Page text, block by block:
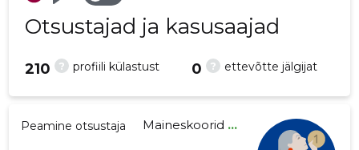
Otsustajad ja kasusaajad
? profiili külastust
210 ? ettevõtte jälgijat
0
Peamine otsustaja Maineskoorid ...